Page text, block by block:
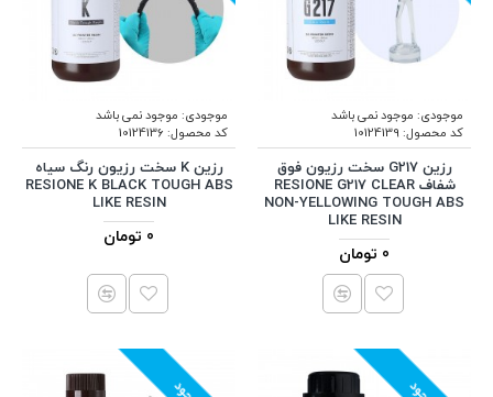
موجودی: موجود نمی باشد
کد محصول: 10124139
رزین G217 سخت رزیون فوق
شفاف RESIONE G217 CLEAR
NON-YELLOWING TOUGH ABS
LIKE RESIN
0 تومان
موجودی: موجود نمی باشد
کد محصول: 10124136
رزین K سخت رزیون رنگ سیاه
RESIONE K BLACK TOUGH ABS
LIKE RESIN
0 تومان